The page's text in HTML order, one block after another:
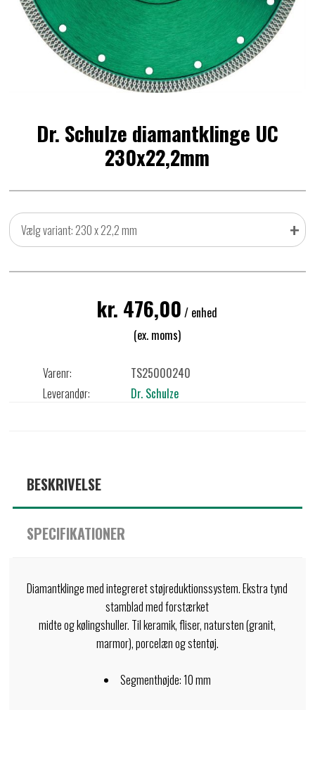
Dr. Schulze diamantklinge UC
230x22,2mm
Vælg variant: 230 x 22,2 mm +
kr. 476,00 / enhed
(ex. moms)
Varenr:
TS25000240
Leverandør:
Dr. Schulze
BESKRIVELSE
SPECIFIKATIONER
Diamantklinge med integreret støjreduktionssystem. Ekstra tynd
stamblad med forstærket
midte og kølingshuller. Til keramik, fliser, natursten (granit,
marmor), porcelæn og stentøj.
Segmenthøjde: 10 mm